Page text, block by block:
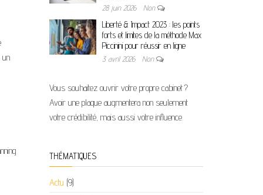
un
28 juin 2026 Non
Liberté & Impact 2023 : les points
forts et limites de la méthode Max
Piccinini pour réussir en ligne
3 avril 2026 Non
Vous souhaitez ouvrir votre propre cabinet ?
Avoir une plaque augmentera non seulement
votre crédibilité, mais aussi votre influence.
THÉMATIQUES
Actu (9)